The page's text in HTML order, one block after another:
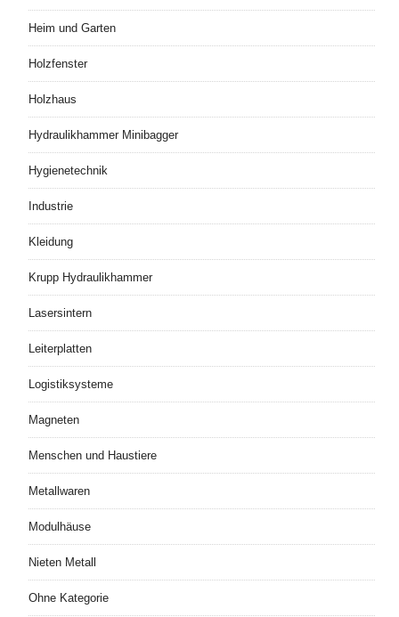
Heim und Garten
Holzfenster
Holzhaus
Hydraulikhammer Minibagger
Hygienetechnik
Industrie
Kleidung
Krupp Hydraulikhammer
Lasersintern
Leiterplatten
Logistiksysteme
Magneten
Menschen und Haustiere
Metallwaren
Modulhäuse
Nieten Metall
Ohne Kategorie